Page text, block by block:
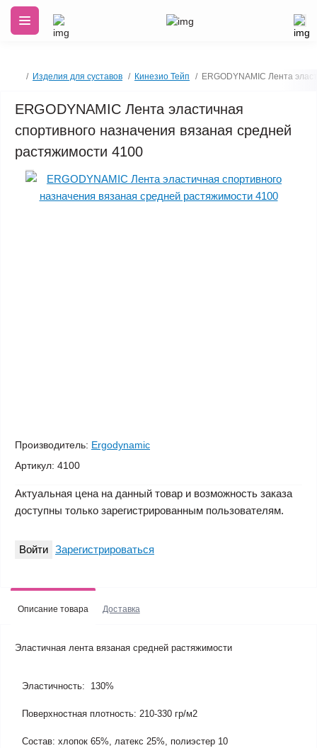
Изделия для суставов Кинезио Тейп ERGODYNAMIC Лента
ERGODYNAMIC Лента эластичная
спортивного назначения вязаная средней
растяжимости 4100
Производитель: Ergodynamic
Артикул: 4100
Актуальная цена на данный товар и возможность заказа
доступны только зарегистрированным пользователям.
Войти Зарегистрироваться
Описание товара Доставка
Эластичная лента вязаная средней растяжимости
Эластичность: 130%
Поверхностная плотность: 210-330 гр/м2
Состав: хлопок 65%, латекс 25%, полиэстер 10